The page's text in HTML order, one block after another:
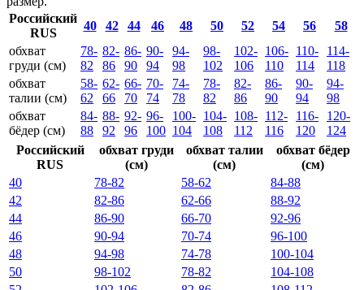
Российский
RUS
40 42 44 46 48 50 52 54 56
58
обхват
груди (см)
78-
82
82-
86
86-
90
90-
94
94-
98
98-
102
102-
106
106-
110
110-
114
114-
118
обхват
талии (см)
58-
62
62-
66
66-
70
70-
74
74-
78
78-
82
82-
86
86-
90
90-
94
94-
98
обхват
бёдер (см)
84-
88
88-
92
92-
96
96-
100
100-
104
104-
108
108-
112
112-
116
116-
120
120-
124
Российский
RUS
обхват груди
(см)
обхват талии
(см)
обхват бёдер
(см)
40
78-82 58-62
84-88
42
82-86 62-66
88-92
44
86-90 66-70
92-96
46
90-94 70-74
96-100
48
94-98 74-78
100-104
50
98-102 78-82
104-108